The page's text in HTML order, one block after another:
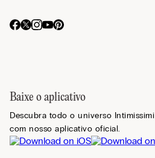
Baixe o aplicativo
Descubra todo o universo Intimissimi
com nosso aplicativo oficial.